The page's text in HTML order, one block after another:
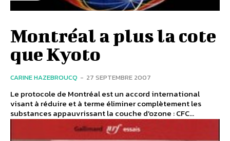
Montréal a plus la cote
que Kyoto
CARINE HAZEBROUCQ - 27 SEPTEMBRE 2007
Le protocole de Montréal est un accord international
visant à réduire et à terme éliminer complètement les
substances appauvrissant la couche d'ozone : CFC...